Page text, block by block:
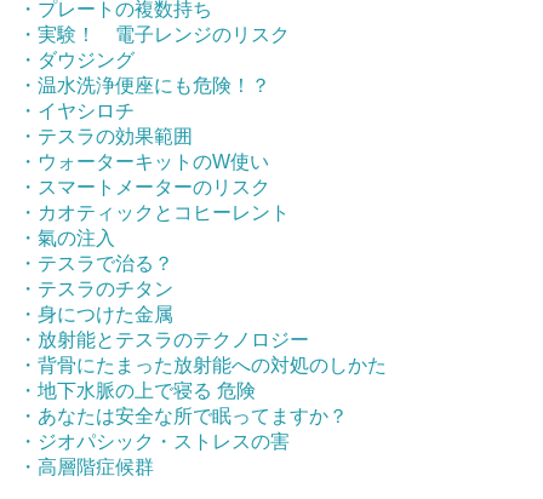
・プレートの複数持ち
・実験！ 電子レンジのリスク
・ダウジング
・温水洗浄便座にも危険！？
・イヤシロチ
・テスラの効果範囲
・ウォーターキットのW使い
・スマートメーターのリスク
・カオティックとコヒーレント
・氣の注入
・テスラで治る？
・テスラのチタン
・身につけた金属
・放射能とテスラのテクノロジー
・背骨にたまった放射能への対処のしかた
・地下水脈の上で寝る 危険
・あなたは安全な所で眠ってますか？
・ジオパシック・ストレスの害
・高層階症候群